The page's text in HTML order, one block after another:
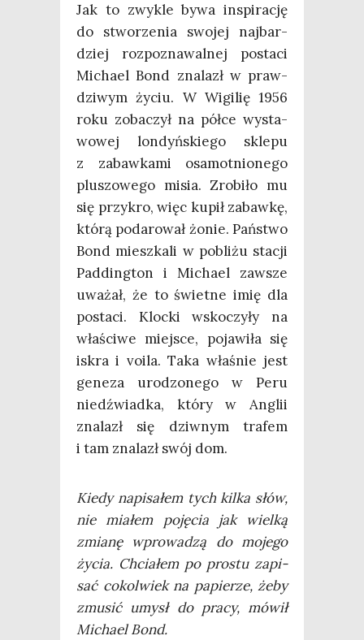
Jak to zwy­kle bywa inspi­ra­cję
do stwo­rze­nia swo­jej naj­bar­
dziej roz­po­zna­wal­nej posta­ci
Micha­el Bond zna­lazł w praw­
dzi­wym życiu. W Wigi­lię 1956
roku zoba­czył na pół­ce wysta­
wo­wej lon­dyń­skie­go skle­pu
z zabaw­ka­mi osa­mot­nio­ne­go
plu­szo­we­go misia. Zro­bi­ło mu
się przy­kro, więc kupił zabaw­kę,
któ­rą poda­ro­wał żonie. Pań­stwo
Bond miesz­ka­li w pobli­żu sta­cji
Pad­ding­ton i Micha­el zawsze
uwa­żał, że to świet­ne imię dla
posta­ci. Kloc­ki wsko­czy­ły na
wła­ści­we miej­sce, poja­wi­ła się
iskra i voila. Taka wła­śnie jest
gene­za uro­dzo­ne­go w Peru
niedź­wiad­ka, któ­ry w Anglii
zna­lazł się dziw­nym tra­fem
i tam zna­lazł swój dom.
Kie­dy napi­sa­łem tych kil­ka słów,
nie mia­łem poję­cia jak wiel­ką
zmia­nę wpro­wa­dzą do moje­go
życia. Chcia­łem po pro­stu zapi­
sać cokol­wiek na papie­rze, żeby
zmu­sić umysł do pra­cy, mówił
Micha­el Bond.